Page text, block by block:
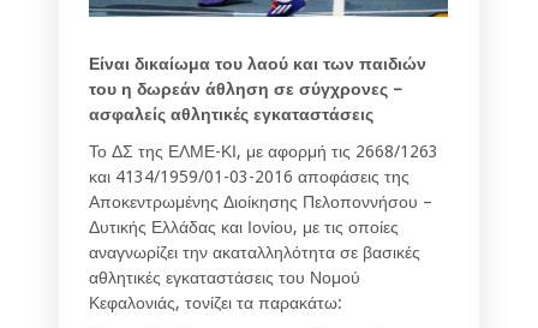
Είναι δικαίωμα του λαού και των παιδιών
του η δωρεάν άθληση σε σύγχρονες –
ασφαλείς αθλητικές εγκαταστάσεις
Το ΔΣ της ΕΛΜΕ-ΚΙ, με αφορμή τις 2668/1263
και 4134/1959/01-03-2016 αποφάσεις της
Αποκεντρωμένης Διοίκησης Πελοποννήσου –
Δυτικής Ελλάδας και Ιονίου, με τις οποίες
αναγνωρίζει την ακαταλληλότητα σε βασικές
αθλητικές εγκαταστάσεις του Νομού
Κεφαλονιάς, τονίζει τα παρακάτω: